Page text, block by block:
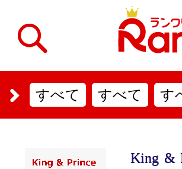
すべて すべて す
King &